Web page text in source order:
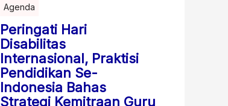
Agenda
Peringati Hari
Disabilitas
Internasional, Praktisi
Pendidikan Se-
Indonesia Bahas
Strategi Kemitraan Guru